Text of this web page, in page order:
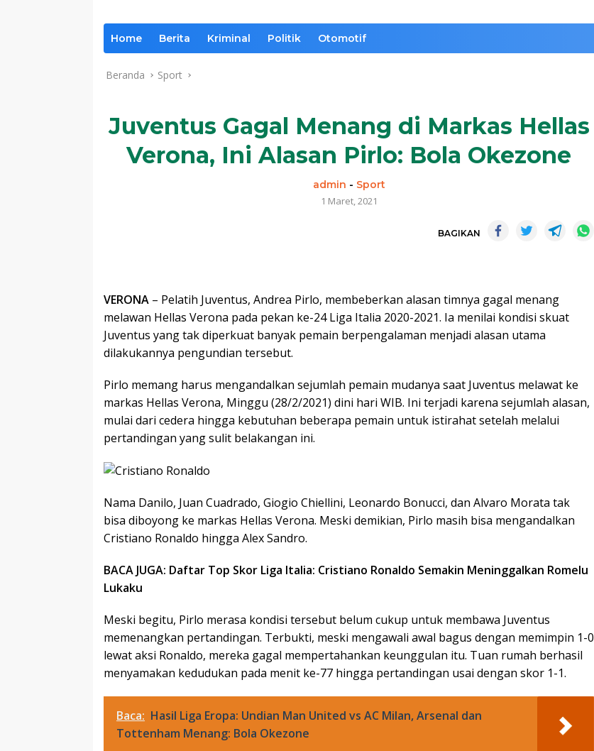
Home Berita Kriminal Politik Otomotif
Beranda Sport
Juventus Gagal Menang di Markas Hellas
Verona, Ini Alasan Pirlo: Bola Okezone
admin - Sport
1 Maret, 2021
BAGIKAN
VERONA – Pelatih Juventus, Andrea Pirlo, membeberkan alasan timnya gagal menang
melawan Hellas Verona pada pekan ke-24 Liga Italia 2020-2021. Ia menilai kondisi skuat
Juventus yang tak diperkuat banyak pemain berpengalaman menjadi alasan utama
dilakukannya pengundian tersebut.
Pirlo memang harus mengandalkan sejumlah pemain mudanya saat Juventus melawat ke
markas Hellas Verona, Minggu (28/2/2021) dini hari WIB. Ini terjadi karena sejumlah alasan,
mulai dari cedera hingga kebutuhan beberapa pemain untuk istirahat setelah melalui
pertandingan yang sulit belakangan ini.
Nama Danilo, Juan Cuadrado, Giogio Chiellini, Leonardo Bonucci, dan Alvaro Morata tak
bisa diboyong ke markas Hellas Verona. Meski demikian, Pirlo masih bisa mengandalkan
Cristiano Ronaldo hingga Alex Sandro.
BACA JUGA: Daftar Top Skor Liga Italia: Cristiano Ronaldo Semakin Meninggalkan Romelu
Lukaku
Meski begitu, Pirlo merasa kondisi tersebut belum cukup untuk membawa Juventus
memenangkan pertandingan. Terbukti, meski mengawali awal bagus dengan memimpin 1-0
lewat aksi Ronaldo, mereka gagal mempertahankan keunggulan itu. Tuan rumah berhasil
menyamakan kedudukan pada menit ke-77 hingga pertandingan usai dengan skor 1-1.
Baca: Hasil Liga Eropa: Undian Man United vs AC Milan, Arsenal dan
Tottenham Menang: Bola Okezone